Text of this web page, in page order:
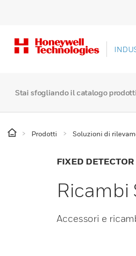
Stai sfogliando il catalogo
Prodotti Soluzioni di
FIXED
Ricambi
Accessori e